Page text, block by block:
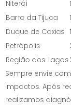
Niterói
Barra da Tijuca
Duque de Caxias
Petrópolis
Região dos Lagos
Sempre envie
impactos. Após
realizamos